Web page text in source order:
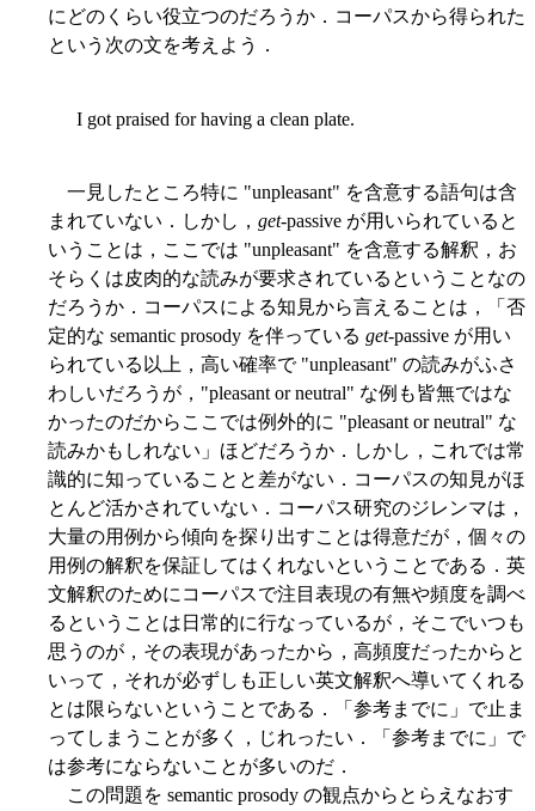
にどのくらい役立つのだろうか．コーパスから得られた
という次の文を考えよう．
I got praised for having a clean plate.
一見したところ特に "unpleasant" を含意する語句は含
まれていない．しかし， get-passive が用いられていると
いうことは，ここでは "unpleasant" を含意する解釈，お
そらくは皮肉的な読みが要求されているということなの
だろうか．コーパスによる知見から言えることは，「否
定的な semantic prosody を伴っている get-passive が用い
られている以上，高い確率で "unpleasant" の読みがふさ
わしいだろうが，"pleasant or neutral" な例も皆無ではな
かったのだからここでは例外的に "pleasant or neutral" な
読みかもしれない」ほどだろうか．しかし，これでは常
識的に知っていることと差がない．コーパスの知見がほ
とんど活かされていない．コーパス研究のジレンマは，
大量の用例から傾向を探り出すことは得意だが，個々の
用例の解釈を保証してはくれないということである．英
文解釈のためにコーパスで注目表現の有無や頻度を調べ
るということは日常的に行なっているが，そこでいつも
思うのが，その表現があったから，高頻度だったからと
いって，それが必ずしも正しい英文解釈へ導いてくれる
とは限らないということである．「参考までに」で止ま
ってしまうことが多く，じれったい．「参考までに」で
は参考にならないことが多いのだ．
この問題を semantic prosody の観点からとらえなおす